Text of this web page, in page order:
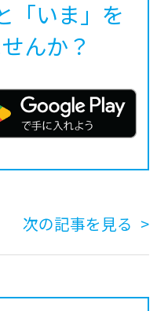
「いま」を
んか？
次の記事を見る